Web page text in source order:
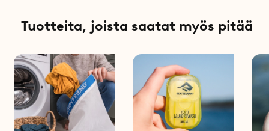
Tuotteita, joista saatat myös pitää